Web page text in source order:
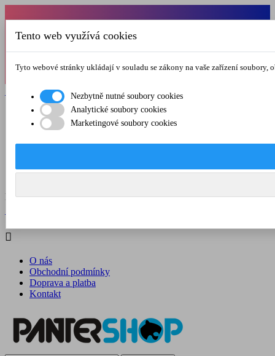
Od 1.7.-31.8.2026 budeme mít v pátek
zkrácenou provozní dobu do 12.00 hod. Přejeme
Registrovat  Přihlásit se
O nás
Kontakt
Menu  

O nás
Obchodní podmínky
Doprava a platba
Kontakt
Tento web využívá cookies
Tyto webové stránky ukládají v souladu se zákony na vaše zařízení
Nezbytně nutné soubory cookies
Analytické soubory cookies
Marketingové soubory cookies